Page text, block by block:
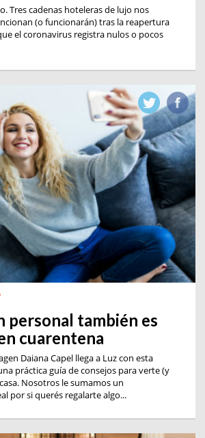
Tres cadenas hoteleras de lujo nos
(o funcionarán) tras la reapertura
el coronavirus registra nulos o pocos
personal también es
cuarentena
Daiana Capel llega a Luz con esta
práctica guía de consejos para verte (y
Nosotros le sumamos un
por si querés regalarte algo...